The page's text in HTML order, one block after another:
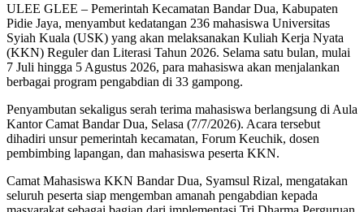
ULEE GLEE – Pemerintah Kecamatan Bandar Dua, Kabupaten
Pidie Jaya, menyambut kedatangan 236 mahasiswa Universitas
Syiah Kuala (USK) yang akan melaksanakan Kuliah Kerja Nyata
(KKN) Reguler dan Literasi Tahun 2026. Selama satu bulan, mulai
7 Juli hingga 5 Agustus 2026, para mahasiswa akan menjalankan
berbagai program pengabdian di 33 gampong.
Penyambutan sekaligus serah terima mahasiswa berlangsung di Aula
Kantor Camat Bandar Dua, Selasa (7/7/2026). Acara tersebut
dihadiri unsur pemerintah kecamatan, Forum Keuchik, dosen
pembimbing lapangan, dan mahasiswa peserta KKN.
Camat Mahasiswa KKN Bandar Dua, Syamsul Rizal, mengatakan
seluruh peserta siap mengemban amanah pengabdian kepada